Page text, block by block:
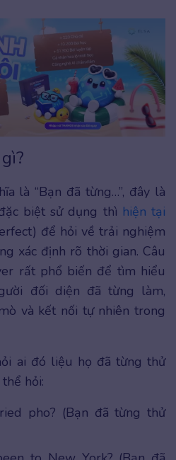
là “Bạn đã từng…”, đây là
biệt sử dụng thì hiện tại
để hỏi về trải nghiệm
xác định rõ thời gian. Câu
rất phổ biến để tìm hiểu
đối diện đã từng làm,
và kết nối tự nhiên trong
ai đó liệu họ đã từng thử
hỏi:
pho? (Bạn đã từng thử